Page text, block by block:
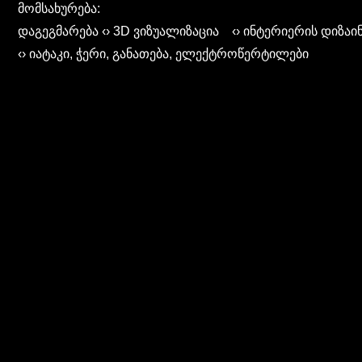
მომსახურება:
დაგეგმარება ‹› 3D ვიზუალიზაცია ‹› ინტერიერის
‹› იატაკი, ჭერი, განათება, ელექტროწერტილები